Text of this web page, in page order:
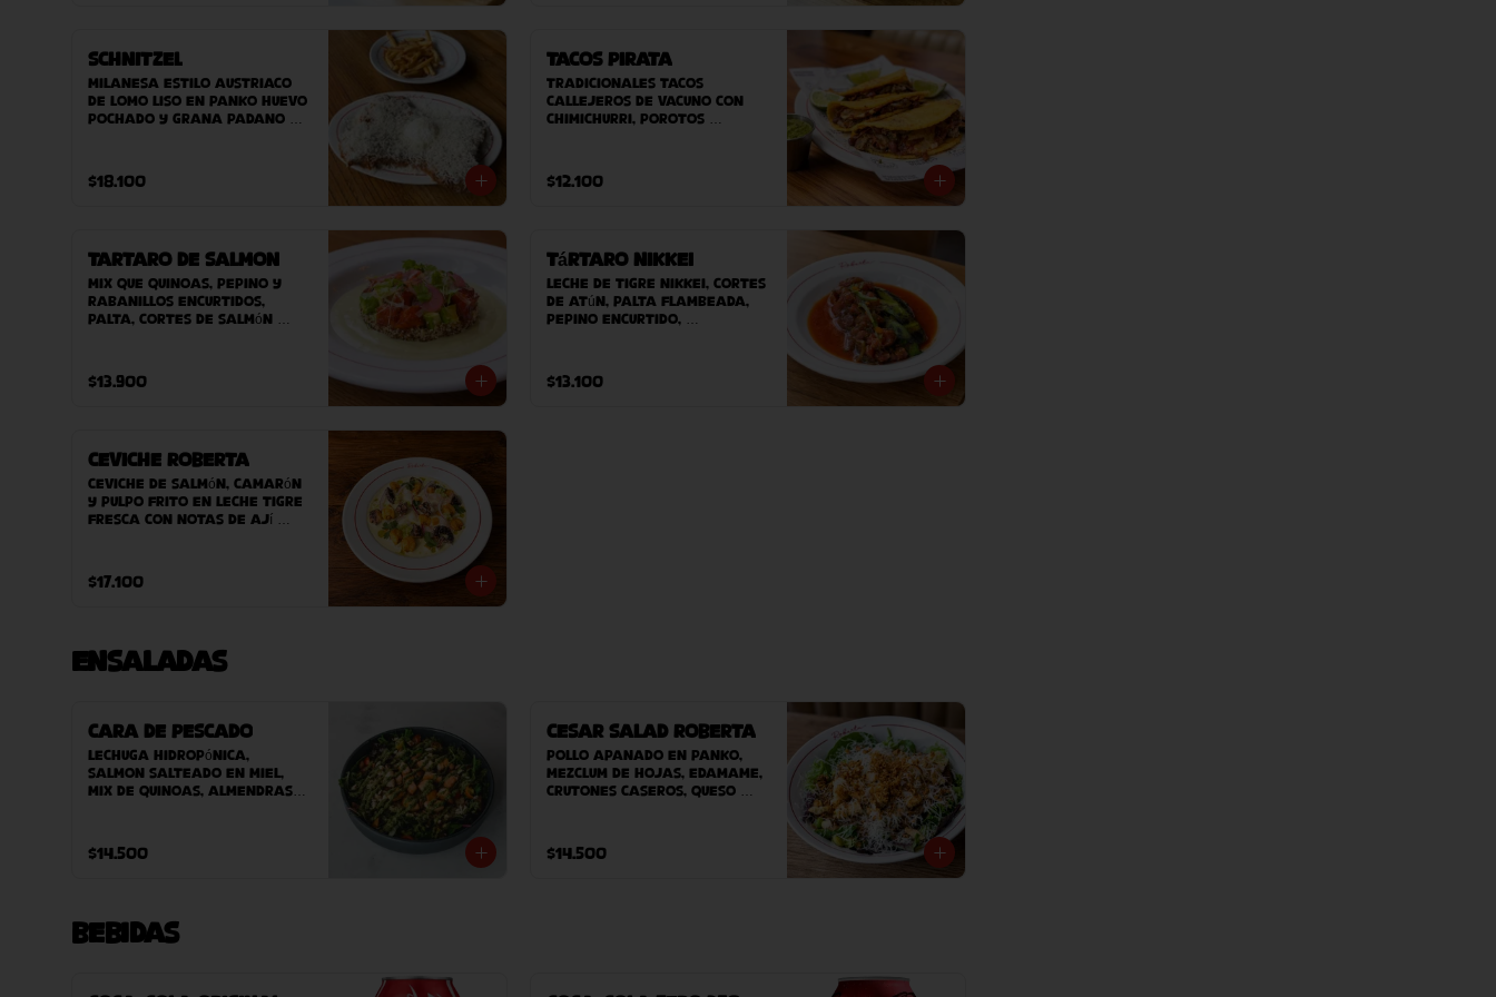
Schnitzel
Milanesa estilo austriaco
de lomo liso en panko huevo
pochado y grana padano
fritas.
$18.100
Tacos Pirata
Tradicionales tacos
callejeros de vacuno con
chimichurri, porotos
Acompañado de salsa
fresca
$12.100
Tartaro de Salmon
Mix que quinoas, pepino y
rabanillos encurtidos,
palta, cortes de salmón
Acompañado de nuestro pan
casero.
$13.900
Tártaro Nikkei
Leche de tigre nikkei, cortes
de atún, palta flambeada,
pepino encurtido,
nuestro pan casero.
$13.100
Ceviche Roberta
Ceviche de Salmón, Camarón
y pulpo frito en leche tigre
fresca con notas de ají
camote asado y clorofila
de perejil. terminado con
$17.100
Ensaladas
Cara de Pescado
Lechuga hidropónica,
salmon salteado en miel,
mix de quinoas, almendras,
$14.500
Cesar Salad Roberta
Pollo apanado en panko,
mezclum de hojas, edamame,
crutones caseros, queso
de manzana.
$14.500
Bebidas